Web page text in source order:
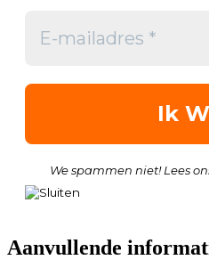
We spammen niet! Lees
Aanvullende